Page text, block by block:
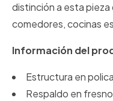
distinción a esta pieza
comedores, cocinas
Información del
Estructura en
Respaldo en